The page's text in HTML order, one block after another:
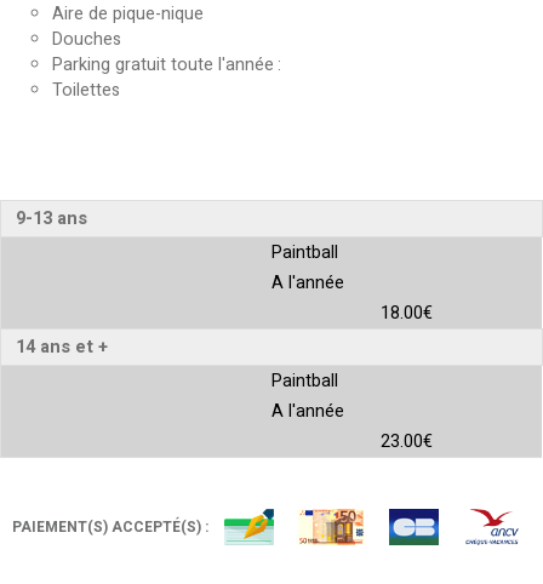
Aire de pique-nique
Douches
Parking gratuit toute l'année
Toilettes
9-13 ans
Paintball
A l'année
18.00€
14 ans et +
Paintball
A l'année
23.00€
PAIEMENT(S) ACCEPTÉ(S) :